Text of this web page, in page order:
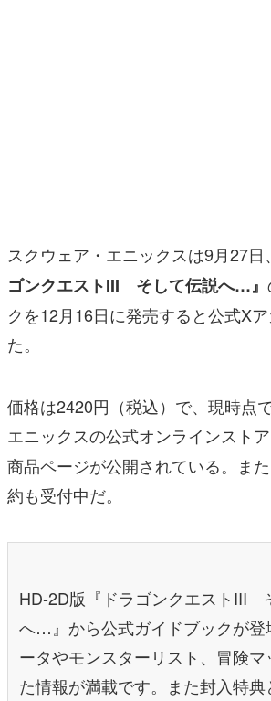
その他
電ファミニコゲーマーとは？
スクウェア・エニックスは9月27日
ゴンクエストIII そして伝説へ…』
クを12月16日に発売すると公式X
た。
価格は2420円（税込）で、現時点
エニックスの公式オンラインストア
商品ページが公開されている。ま
約も受付中だ。
HD-2D版『ドラゴンクエストIII
へ…』から公式ガイドブックが登
ータやモンスターリスト、冒険マ
た情報が満載です。また封入特